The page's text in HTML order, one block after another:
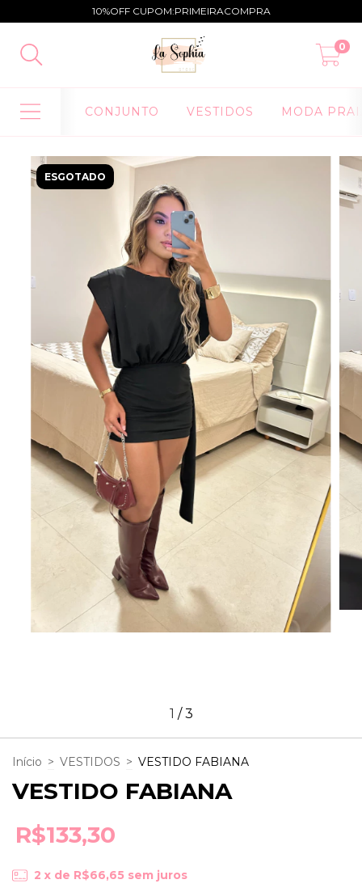
10%OFF CUPOM:PRIMEIRACOMPRA
0
CONJUNTO VESTIDOS MODA
ESGOTADO
1 /3
Início > VESTIDOS > VESTIDO FABIANA
VESTIDO FABIANA
R$133,30
2 x de R$66,65 sem juros